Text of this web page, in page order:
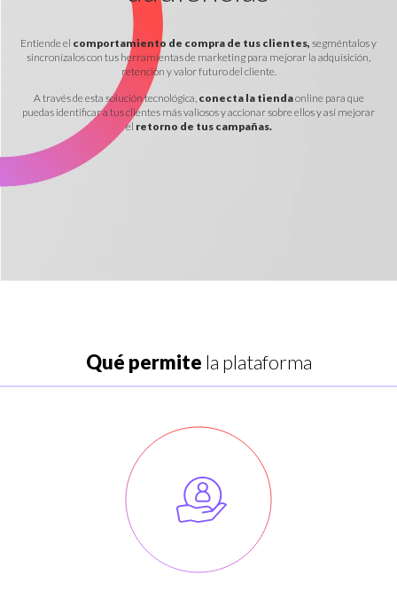
Entiende el comportamiento de compra de tus clientes, segméntalos y
sincronízalos con tus herramientas de marketing para mejorar la adquisición,
retención y valor futuro del cliente.
A través de esta solución tecnológica, conecta la tiendaonline para que
puedas identificar a tus clientes más valiosos y accionar sobre ellos y así mejorar
el retorno de tus campañas.
Qué permite la plataforma